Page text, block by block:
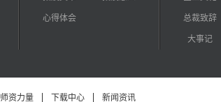
心得体会 总裁致辞
大事记
师资力量 下载中心 新闻资讯